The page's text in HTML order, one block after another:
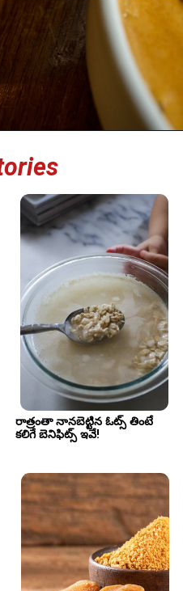
రాత్రంతా నానబెట్టిన ఓట్స్ తింటే
కలిగే బెనిఫిట్స్ ఇవే!